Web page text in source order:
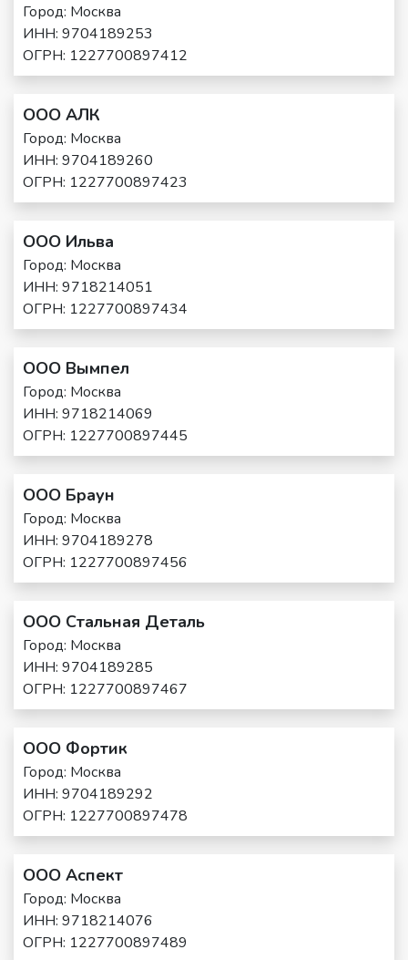
Город: Москва
ИНН: 9704189253
ОГРН: 1227700897412
ООО АЛК
Город: Москва
ИНН: 9704189260
ОГРН: 1227700897423
ООО Ильва
Город: Москва
ИНН: 9718214051
ОГРН: 1227700897434
ООО Вымпел
Город: Москва
ИНН: 9718214069
ОГРН: 1227700897445
ООО Браун
Город: Москва
ИНН: 9704189278
ОГРН: 1227700897456
ООО Стальная Деталь
Город: Москва
ИНН: 9704189285
ОГРН: 1227700897467
ООО Фортик
Город: Москва
ИНН: 9704189292
ОГРН: 1227700897478
ООО Аспект
Город: Москва
ИНН: 9718214076
ОГРН: 1227700897489